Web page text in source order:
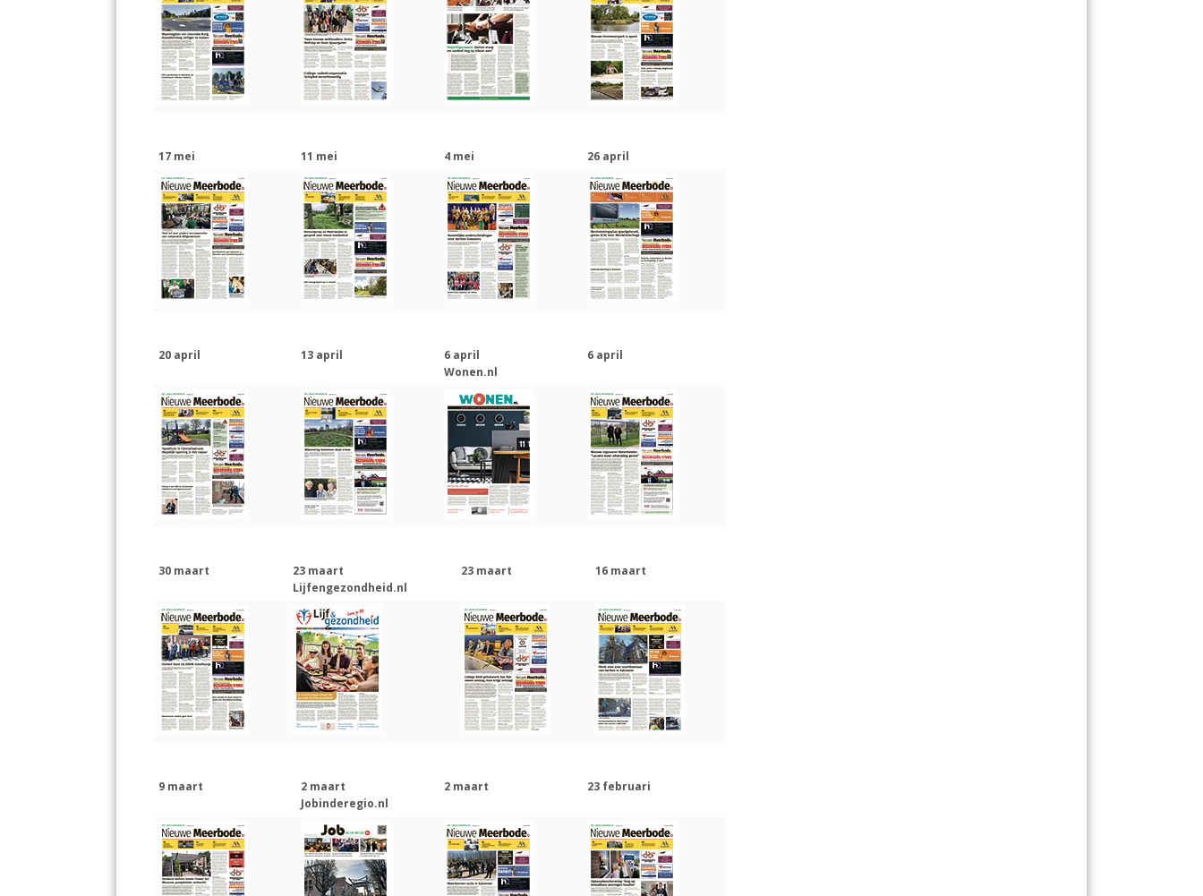
17 mei 11 mei 4 mei 26 april
20 april 13 april
6 april
Wonen.nl
6 april
30 maart
23 maart
Lijfengezondheid.nl
23 maart 16 maart
9 maart
2 maart
Jobinderegio.nl
2 maart 23 februari